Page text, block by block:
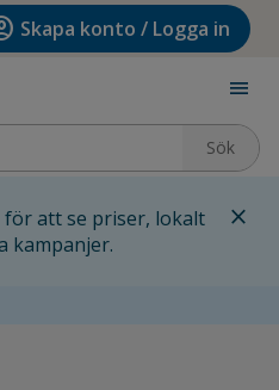
Skapa konto / Logga in
menu
Sök
för att se priser, lokalt
kampanjer.
close